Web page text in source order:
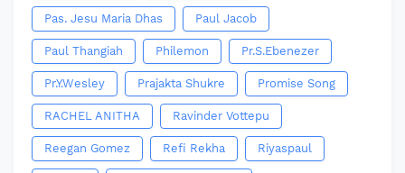
Pas. Jesu Maria Dhas Paul Jacob
Paul Thangiah Philemon Pr.S.Ebenezer
Pr.Y.Wesley Prajakta Shukre Promise Song
RACHEL ANITHA Ravinder Vottepu
Reegan Gomez Refi Rekha Riyaspaul